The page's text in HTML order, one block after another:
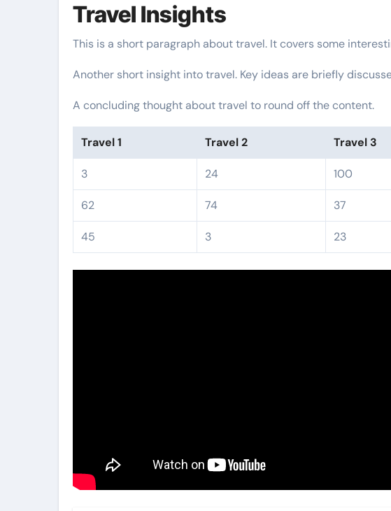
Travel Insights
This is a short paragraph about travel. It covers some
Another short insight into travel. Key ideas are briefly
A concluding thought about travel to round off the content.
Travel 1 Travel 2 Travel 3
3 24 100
62 74 37
45 3 23